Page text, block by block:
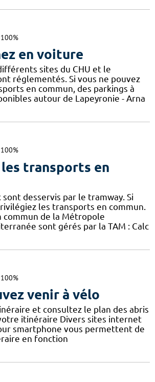
100%
en voiture
sites du CHU et le
réglementés. Si vous ne pouvez
en commun, des parkings à
autour de Lapeyronie - Arna
100%
transports en
desservis par le tramway. Si
les transports en commun.
commun de la Métropole
sont gérés par la TAM : Calc
100%
venir à vélo
et consultez le plan des abris
itinéraire Divers sites internet
smartphone vous permettent de
en fonction